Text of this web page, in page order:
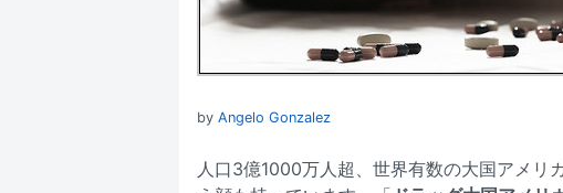
by Angelo Gonzalez
人口3億1000万人超、世界有数の大国アメリ